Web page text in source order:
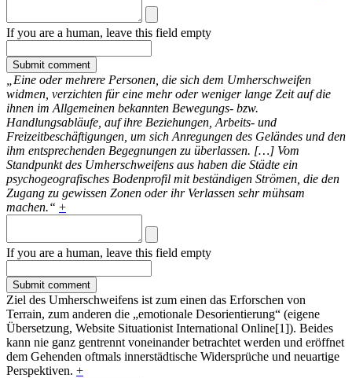
If you are a human, leave this field empty
„Eine oder mehrere Personen, die sich dem Umherschweifen
widmen, verzichten für eine mehr oder weniger lange Zeit auf die
ihnen im Allgemeinen bekannten Bewegungs- bzw.
Handlungsabläufe, auf ihre Beziehungen, Arbeits- und
Freizeitbeschäftigungen, um sich Anregungen des Geländes und den
ihm entsprechenden Begegnungen zu überlassen. […] Vom
Standpunkt des Umherschweifens aus haben die Städte ein
psychogeografisches Bodenprofil mit beständigen Strömen, die den
Zugang zu gewissen Zonen oder ihr Verlassen sehr mühsam
machen.“ +
If you are a human, leave this field empty
Ziel des Umherschweifens ist zum einen das Erforschen von
Terrain, zum anderen die „emotionale Desorientierung“ (eigene
Übersetzung, Website Situationist International Online[1]). Beides
kann nie ganz gentrennt voneinander betrachtet werden und eröffnet
dem Gehenden oftmals innerstädtische Widersprüche und neuartige
Perspektiven. +